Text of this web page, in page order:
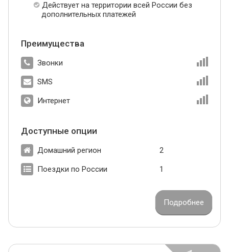
Действует на территории всей России без
дополнительных платежей
Преимущества
Звонки
SMS
Интернет
Доступные опции
Домашний регион 2
Поездки по России 1
Подробнее